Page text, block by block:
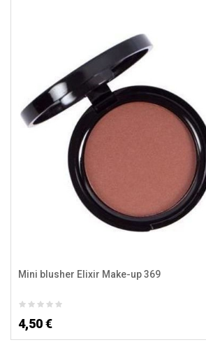
Mini blusher Elixir Make-up 369
4,50 €